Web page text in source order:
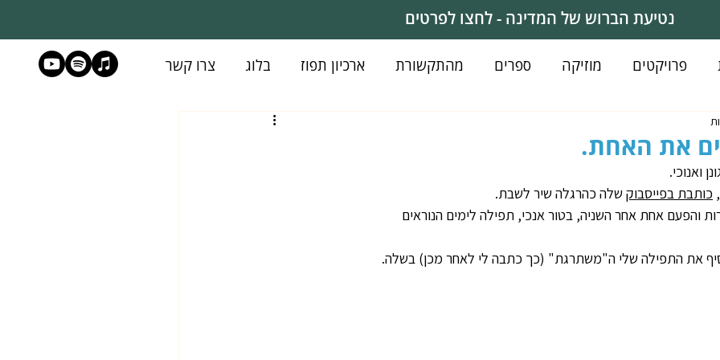
נטיעת הברוש של המדינה - לחצו לפרטים
פרויקטים מוזיקה ספרים מהתקשורת ארכיון תפוז בלוג צרו קשר
את האחת.
ואנוכי.
כותבת בפייסבוק שלה כהרגלה שיר לשבת.
והפעם אחת אחר השניה, בטור אנכי, תפילה לימים הנוראים
את התפילה שלי ה"משתרגת" (כך כתבה לי לאחר מכן) בשלה.